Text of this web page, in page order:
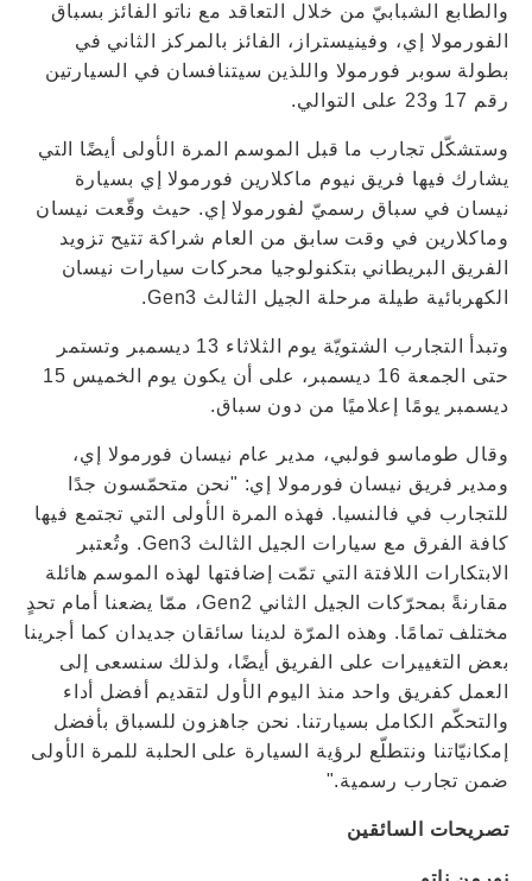
والطابع الشبابيّ من خلال التعاقد مع ناتو الفائز بسباق
الفورمولا إي، وفينيستراز، الفائز بالمركز الثاني في
بطولة سوبر فورمولا واللذين سيتنافسان في السيارتين
رقم 17 و23 على التوالي.
وستشكّل تجارب ما قبل الموسم المرة الأولى أيضًا التي
يشارك فيها فريق نيوم ماكلارين فورمولا إي بسيارة
نيسان في سباق رسميّ لفورمولا إي. حيث وقّعت نيسان
وماكلارين في وقت سابق من العام شراكة تتيح تزويد
الفريق البريطاني بتكنولوجيا محركات سيارات نيسان
الكهربائية طيلة مرحلة الجيل الثالث Gen3.
وتبدأ التجارب الشتويّة يوم الثلاثاء 13 ديسمبر وتستمر
حتى الجمعة 16 ديسمبر، على أن يكون يوم الخميس 15
ديسمبر يومًا إعلاميًا من دون سباق.
وقال طوماسو فولبي، مدير عام نيسان فورمولا إي،
ومدير فريق نيسان فورمولا إي: "نحن متحمّسون جدًا
للتجارب في فالنسيا. فهذه المرة الأولى التي تجتمع فيها
كافة الفرق مع سيارات الجيل الثالث Gen3. وتُعتبر
الابتكارات اللافتة التي تمّت إضافتها لهذه الموسم هائلة
مقارنةً بمحرّكات الجيل الثاني Gen2، ممّا يضعنا أمام تحدٍ
مختلف تمامًا. وهذه المرّة لدينا سائقان جديدان كما أجرينا
بعض التغييرات على الفريق أيضًا، ولذلك سنسعى إلى
العمل كفريق واحد منذ اليوم الأول لتقديم أفضل أداء
والتحكّم الكامل بسيارتنا. نحن جاهزون للسباق بأفضل
إمكانيّاتنا ونتطلّع لرؤية السيارة على الحلبة للمرة الأولى
ضمن تجارب رسمية."
تصريحات السائقين